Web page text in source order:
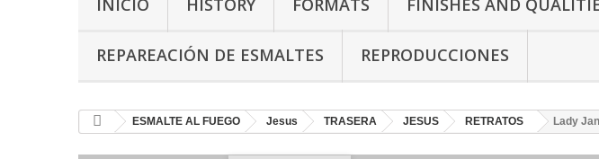
INICIO HISTORY FORMATS FINISHES AND
REPAREACIÓN DE ESMALTES REPRODUCCIONES
ESMALTE AL FUEGO Jesus TRASERA JESUS RETRATOS Lady